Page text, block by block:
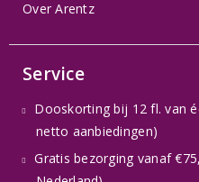
Over Arentz
Service
Dooskorting bij 12 fl. van
netto aanbiedingen)
Gratis bezorging vanaf